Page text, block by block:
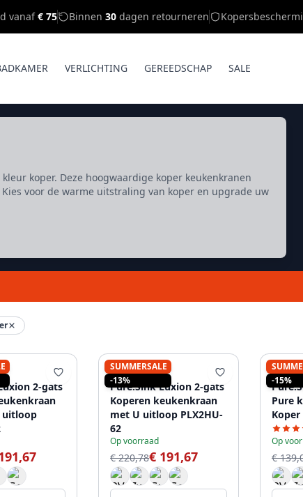
vanaf€ 75 Binnen 30 dagen retourneren
VERLICHTING GEREEDSCHAP SALE
koper. Deze hoogwaardige koper keukenkranen
voor de warme uitstraling van koper en upgrade uw
2-gats
uitloop
SUMMERSALE
-13%
PURE.SINK
Pure.Sink Luxion 2-gats
Koperen keukenkraan
met U uitloop PLX2HU-
62
Op voorraad
€ 220,78€ 191,67
-15%
Pure
Koper
Op
€